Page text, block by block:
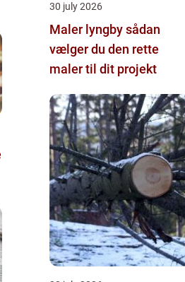
30 july 2026
Maler lyngby sådan
vælger du den rette
maler til dit projekt